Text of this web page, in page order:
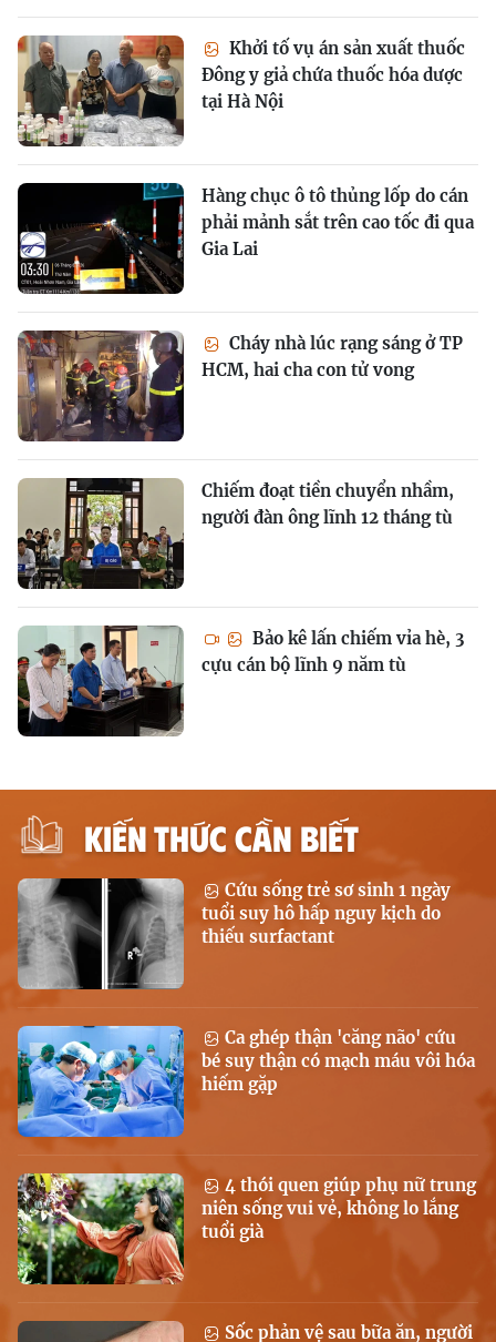
Khởi tố vụ án sản xuất thuốc
Đông y giả chứa thuốc hóa dược
tại Hà Nội
Hàng chục ô tô thủng lốp do cán
phải mảnh sắt trên cao tốc đi qua
Gia Lai
Cháy nhà lúc rạng sáng ở TP
HCM, hai cha con tử vong
Chiếm đoạt tiền chuyển nhầm,
người đàn ông lĩnh 12 tháng tù
Bảo kê lấn chiếm vỉa hè, 3
cựu cán bộ lĩnh 9 năm tù
KIẾN THỨC CẦN BIẾT
Cứu sống trẻ sơ sinh 1 ngày
tuổi suy hô hấp nguy kịch do
thiếu surfactant
Ca ghép thận 'căng não' cứu
bé suy thận có mạch máu vôi hóa
hiếm gặp
4 thói quen giúp phụ nữ trung
niên sống vui vẻ, không lo lắng
tuổi già
Sốc phản vệ sau bữa ăn, người